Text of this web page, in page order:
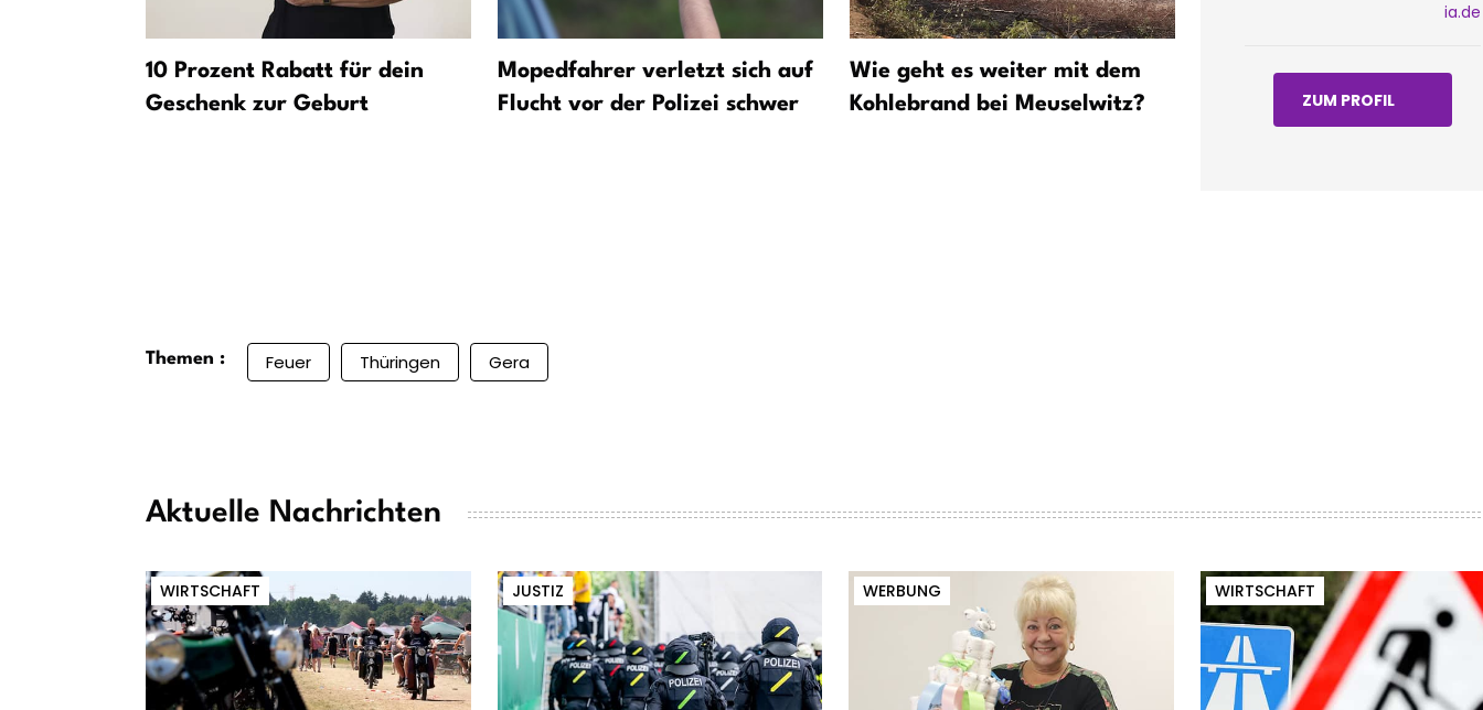
10 Prozent Rabatt für dein
Geschenk zur Geburt
Mopedfahrer verletzt sich auf
Flucht vor der Polizei schwer
Wie geht es weiter mit dem
Kohlebrand bei Meuselwitz?
Notarztwagen auf A4
verunfallt -
ia.de
ZUM PROFIL
Themen : Feuer Thüringen Gera
Aktuelle Nachrichten
WIRTSCHAFT JUSTIZ WERBUNG WIRTSCHAFT